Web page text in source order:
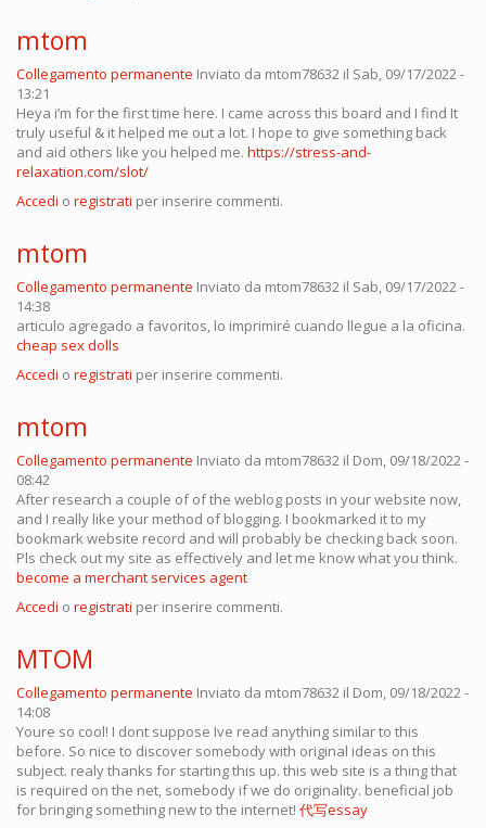
mtom
Collegamento permanente Inviato da mtom78632 il Sab, 09/17/2022 -
13:21
Heya i’m for the first time here. I came across this board and I find It
truly useful & it helped me out a lot. I hope to give something back
and aid others like you helped me. https://stress-and-
relaxation.com/slot/
Accedi o registrati per inserire commenti.
mtom
Collegamento permanente Inviato da mtom78632 il Sab, 09/17/2022 -
14:38
articulo agregado a favoritos, lo imprimiré cuando llegue a la oficina.
cheap sex dolls
Accedi o registrati per inserire commenti.
mtom
Collegamento permanente Inviato da mtom78632 il Dom, 09/18/2022 -
08:42
After research a couple of of the weblog posts in your website now,
and I really like your method of blogging. I bookmarked it to my
bookmark website record and will probably be checking back soon.
Pls check out my site as effectively and let me know what you think.
become a merchant services agent
Accedi o registrati per inserire commenti.
MTOM
Collegamento permanente Inviato da mtom78632 il Dom, 09/18/2022 -
14:08
Youre so cool! I dont suppose Ive read anything similar to this
before. So nice to discover somebody with original ideas on this
subject. realy thanks for starting this up. this web site is a thing that
is required on the net, somebody if we do originality. beneficial job
for bringing something new to the internet! 代写essay